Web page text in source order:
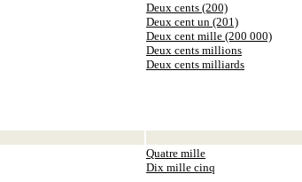
Deux cents (200)
Deux cent un (201)
Deux cent mille (200 000)
Deux cents millions
Deux cents milliards
Quatre mille
Dix mille cinq